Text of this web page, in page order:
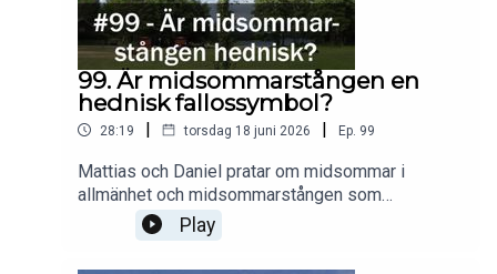
99. Är midsommarstången en
hednisk fallossymbol?
28:19 | torsdag 18 juni 2026 | Ep. 99
Mattias och Daniel pratar om midsommar i
allmänhet och midsommarstången som
fallossymbol i synnerhet.
Play